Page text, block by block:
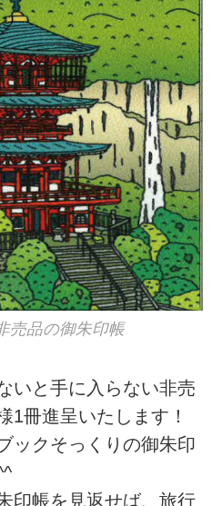
売品の御朱印帳
いと手に入らない非売
1冊進呈いたします！
ックそっくりの御朱印
印帳を見返せば、旅行